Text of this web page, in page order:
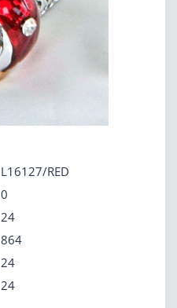
L16127/RED
0
24
864
24
24